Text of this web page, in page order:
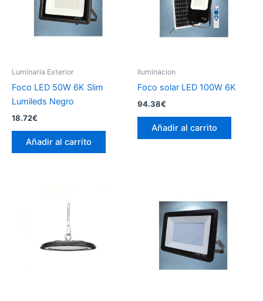
Luminaria Exterior
Foco LED 50W 6K Slim
Lumileds Negro
18.72€
Añadir al carrito
Iluminacion
Foco solar LED 100W 6K
94.38€
Añadir al carrito